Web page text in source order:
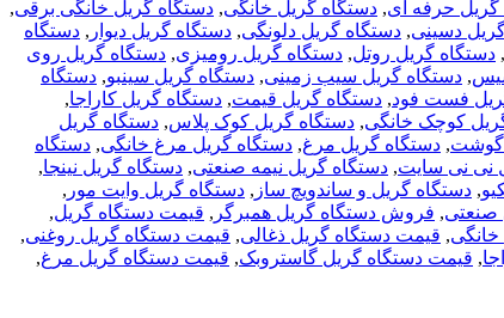
گریل حرفه ای, دستگاه گریل خانگی, دستگاه گریل خانگی برقی,
دسینی, دستگاه گریل دلونگی, دستگاه گریل دیوار , دستگاه
, دستگاه گریل روتل, دستگاه گریل رومیزی, دستگاه گریل روی
, دستگاه گریل سیب زمینی, دستگاه گریل سینبو, دستگاه
فست فود, دستگاه گریل قیمت, دستگاه گریل کاراجا,
کوچک خانگی, دستگاه گریل کوک پلاس, دستگاه گریل
گوشت, دستگاه گریل مرغ, دستگاه گریل مرغ خانگی, دستگاه
نی نی سایت, دستگاه گریل نیمه صنعتی, دستگاه گریل نینجا,
, دستگاه گریل و ساندویچ ساز , دستگاه گریل وایت مور ,
صنعتی, فروش دستگاه گریل همبرگر , قيمت دستگاه گريل,
, قیمت دستگاه گریل ذغالی, قیمت دستگاه گریل روغنی,
, قیمت دستگاه گریل گاستروبک, قیمت دستگاه گریل مرغ,